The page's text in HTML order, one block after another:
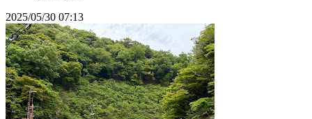
2025/05/30 07:13